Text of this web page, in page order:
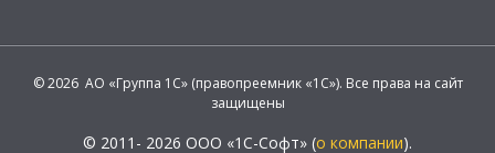
© 2026 АО «Группа 1С» (правопреемник «1С»). Все права на сайт
защищены
© 2011- 2026 ООО «1С-Софт» (о компании).